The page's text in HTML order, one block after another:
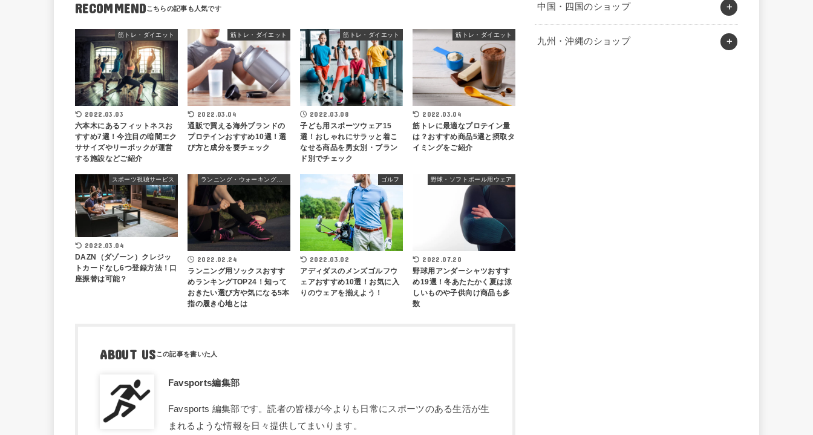
RECOMMEND
筋トレ・ダイエット
2022.03.03
六本木にあるフィットネスお
すすめ7選！今注目の暗闇エク
ササイズやリーボックが運営
する施設などご紹介
筋トレ・ダイエット
2022.03.04
通販で買える海外ブランドの
プロテインおすすめ10選！選
び方と成分を要チェック
筋トレ・ダイエット
2022.03.08
子ども用スポーツウェア15
選！おしゃれにサラッと着こ
なせる商品を男女別・ブラン
ド別でチェック
筋トレ・ダイエット
2022.03.04
筋トレに最適なプロテイン量
は？おすすめ商品5選と摂取タ
イミングをご紹介
スポーツ視聴サービス
2022.03.04
DAZN（ダゾーン）クレジッ
トカードなし6つ登録方法！口
座振替は可能？
ランニング・ウォーキングウェア
2022.02.24
ランニング用ソックスおすす
めランキングTOP24！知って
おきたい選び方や気になる5本
指の履き心地とは
ゴルフ
2022.03.02
アディダスのメンズゴルフウ
ェアおすすめ10選！お気に入
りのウェアを揃えよう！
野球・ソフトボール用ウェア
2022.07.20
野球用アンダーシャツおすす
め19選！冬あたたかく夏は涼
しいものや子供向け商品も多
数
ABOUT US
Favsports編集部
Favsports 編集部です。読者の皆様が今よりも日常にスポーツのある生活が生
まれるような情報を日々提供してまいります。
中国・四国のショップ
九州・沖縄のショップ